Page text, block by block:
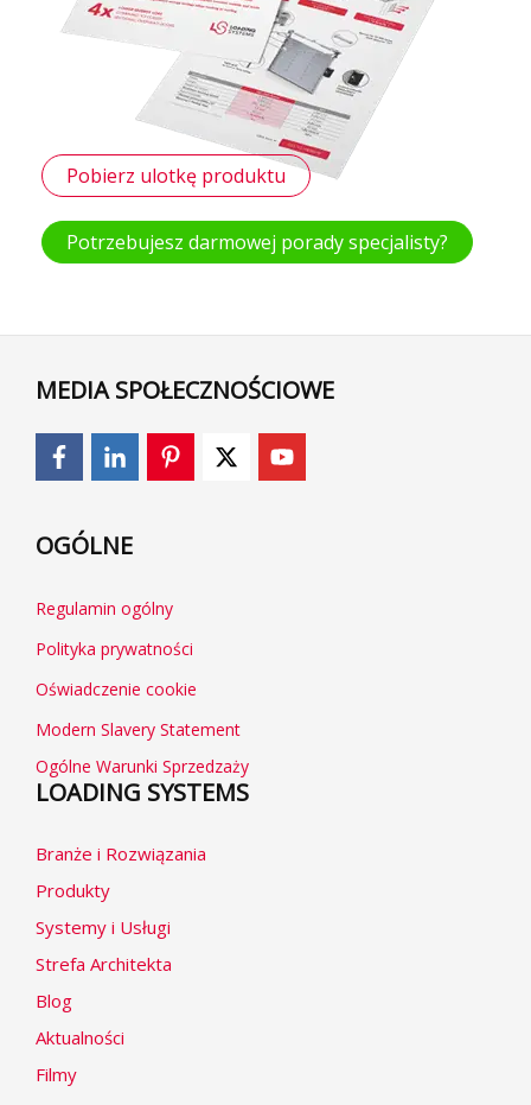
Pobierz ulotkę produktu
Potrzebujesz darmowej porady specjalisty?
MEDIA SPOŁECZNOŚCIOWE
OGÓLNE
Regulamin ogólny
Polityka prywatności
Oświadczenie cookie
Modern Slavery Statement
Ogólne Warunki Sprzedzaży
LOADING SYSTEMS
Branże i Rozwiązania
Produkty
Systemy i Usługi
Strefa Architekta
Blog
Aktualności
Filmy